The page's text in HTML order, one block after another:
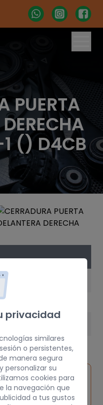
PUERTA
() D4CB
Consultar
por
privacidad
similares
o persistentes,
manera segura
personalizar su
cookies para
la navegación que
a tus gustos